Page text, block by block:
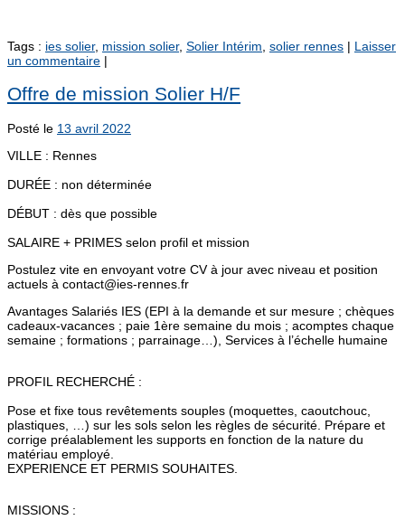
Tags : ies solier, mission solier, Solier Intérim solier rennes | Laisser
un commentaire |
Offre de mission Solier H/F
Posté le 13 avril 2022
VILLE : Rennes
DURÉE : non déterminée
DÉBUT : dès que possible
SALAIRE + PRIMES selon profil et mission
Postulez vite en envoyant votre CV à jour avec niveau et position
actuels à contact@ies-rennes.fr
Avantages Salariés IES (EPI à la demande et sur mesure ; chèques
cadeaux-vacances ; paie 1ère semaine du mois ; acomptes chaque
semaine ; formations ; parrainage…), Services à l’échelle humaine
PROFIL RECHERCHÉ :
Pose et fixe tous revêtements souples (moquettes, caoutchouc,
plastiques, …) sur les sols selon les règles de sécurité. Prépare et
corrige préalablement les supports en fonction de la nature du
matériau employé.
EXPERIENCE ET PERMIS SOUHAITES.
MISSIONS :